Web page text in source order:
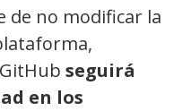
de no modificar la
seguirá
en los